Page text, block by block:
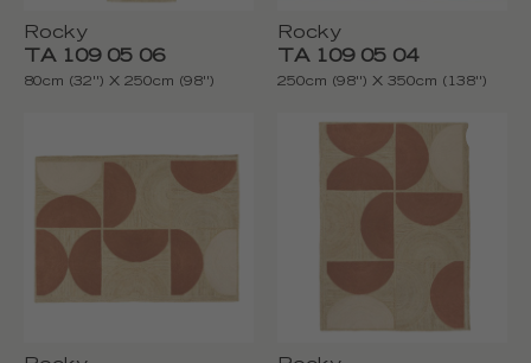
Rocky
TA 109 05 06
80cm (32'') X 250cm (98'')
Rocky
TA 109 05 04
250cm (98'') X 350cm (138'')